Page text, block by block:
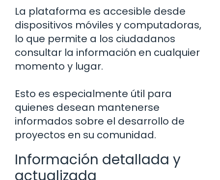
La plataforma es accesible desde
dispositivos móviles y computadoras,
lo que permite a los ciudadanos
consultar la información en cualquier
momento y lugar.
Esto es especialmente útil para
quienes desean mantenerse
informados sobre el desarrollo de
proyectos en su comunidad.
Información detallada y
actualizada